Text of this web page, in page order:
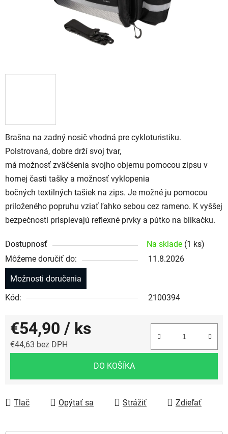
Brašna na zadný nosič vhodná pre cykloturistiku.
Polstrovaná, dobre drží svoj tvar,
má možnosť zväčšenia svojho objemu pomocou zipsu v
hornej časti tašky a možnosť vyklopenia
bočných textilných tašiek na zips. Je možné ju pomocou
priloženého popruhu vziať ľahko sebou cez rameno. K vyššej
bezpečnosti prispievajú reflexné prvky a pútko na blikačku.
Dostupnosť Na sklade (1 ks)
Môžeme doručiť do:
11.8.2026
Možnosti doručenia
Kód:
2100394
€54,90 / ks
€44,63 bez DPH
DO KOŠÍKA
Tlač Opýtať sa Strážiť Zdieľať